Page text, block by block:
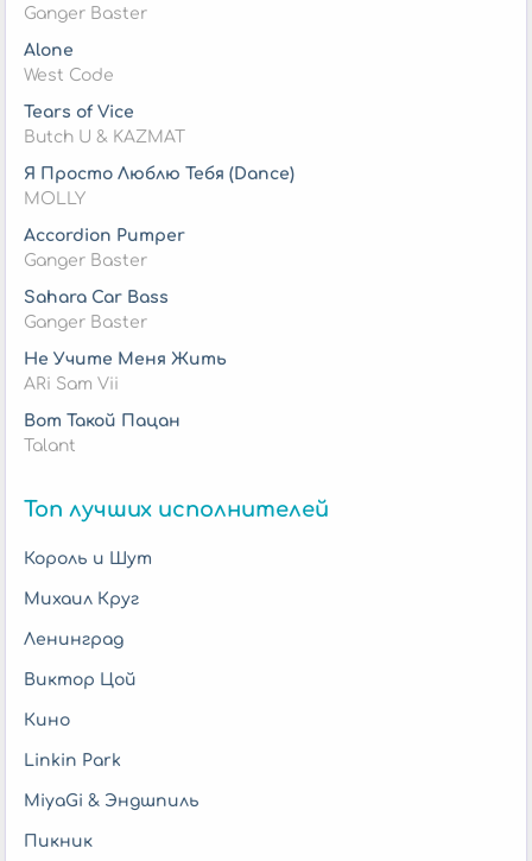
Ganger Baster
Alone
West Code
Tears of Vice
Butch U & KAZMAT
Я Просто Люблю Тебя (Dance)
MOLLY
Accordion Pumper
Ganger Baster
Sahara Car Bass
Ganger Baster
Не Учите Меня Жить
ARi Sam Vii
Вот Такой Пацан
Talant
Топ лучших исполнителей
Король и Шут
Михаил Круг
Ленинград
Виктор Цой
Кино
Linkin Park
MiyaGi & Эндшпиль
Пикник